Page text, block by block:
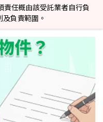
任概由該受託業者自行負
負責範圍。